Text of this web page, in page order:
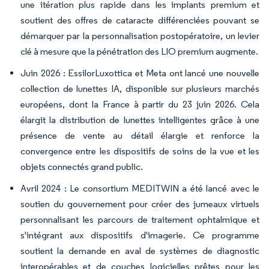
une itération plus rapide dans les implants premium et
soutient des offres de cataracte différenciées pouvant se
démarquer par la personnalisation postopératoire, un levier
clé à mesure que la pénétration des LIO premium augmente.
Juin 2026 : EssilorLuxottica et Meta ont lancé une nouvelle
collection de lunettes IA, disponible sur plusieurs marchés
européens, dont la France à partir du 23 juin 2026. Cela
élargit la distribution de lunettes intelligentes grâce à une
présence de vente au détail élargie et renforce la
convergence entre les dispositifs de soins de la vue et les
objets connectés grand public.
Avril 2024 : Le consortium MEDITWIN a été lancé avec le
soutien du gouvernement pour créer des jumeaux virtuels
personnalisant les parcours de traitement ophtalmique et
s'intégrant aux dispositifs d'imagerie. Ce programme
soutient la demande en aval de systèmes de diagnostic
interopérables et de couches logicielles prêtes pour les